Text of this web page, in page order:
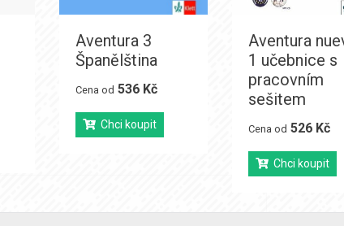
Aventura 3
Španělština
Cena od 536 Kč
Chci koupit
Aventura
1 učebnice s
pracovním
sešitem
Cena od 526 Kč
Chci koupit